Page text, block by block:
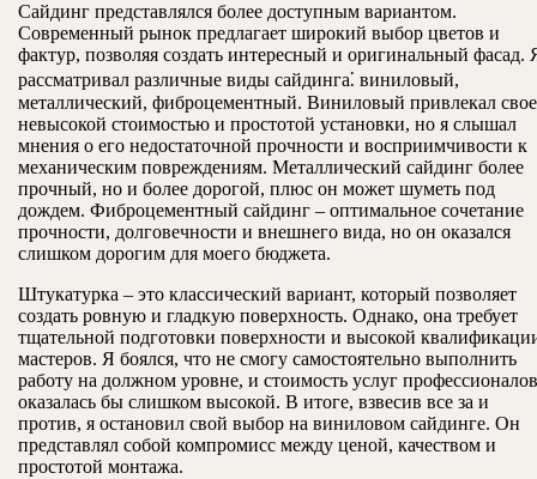
Сайдинг представлялся более доступным вариантом.
Современный рынок предлагает широкий выбор цветов и
фактур, позволяя создать интересный и оригинальный фасад.
рассматривал различные виды сайдинга⁚ виниловый,
металлический, фиброцементный. Виниловый привлекал
невысокой стоимостью и простотой установки, но я слышал
мнения о его недостаточной прочности и восприимчивости к
механическим повреждениям. Металлический сайдинг более
прочный, но и более дорогой, плюс он может шуметь под
дождем. Фиброцементный сайдинг – оптимальное сочетание
прочности, долговечности и внешнего вида, но он оказался
слишком дорогим для моего бюджета.
Штукатурка – это классический вариант, который позволяет
создать ровную и гладкую поверхность. Однако, она требует
тщательной подготовки поверхности и высокой
мастеров. Я боялся, что не смогу самостоятельно выполнить
работу на должном уровне, и стоимость услуг профессионалов
оказалась бы слишком высокой. В итоге, взвесив все за и
против, я остановил свой выбор на виниловом сайдинге. Он
представлял собой компромисс между ценой, качеством и
простотой монтажа.